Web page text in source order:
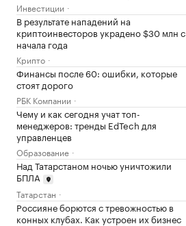
Инвестиции
В результате нападений на
криптоинвесторов украдено $30 млн с
начала года
Крипто
Финансы после 60: ошибки, которые
стоят дорого
РБК Компании
Чему и как сегодня учат топ-
менеджеров: тренды EdTech для
управленцев
Образование
Над Татарстаном ночью уничтожили
БПЛА
Татарстан
Россияне борются с тревожностью в
конных клубах. Как устроен их бизнес